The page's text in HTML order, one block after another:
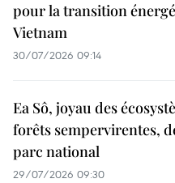
pour la transition
Vietnam
30/07/2026 09:14
Ea Sô, joyau des
forêts sempervirentes,
parc national
29/07/2026 09:30